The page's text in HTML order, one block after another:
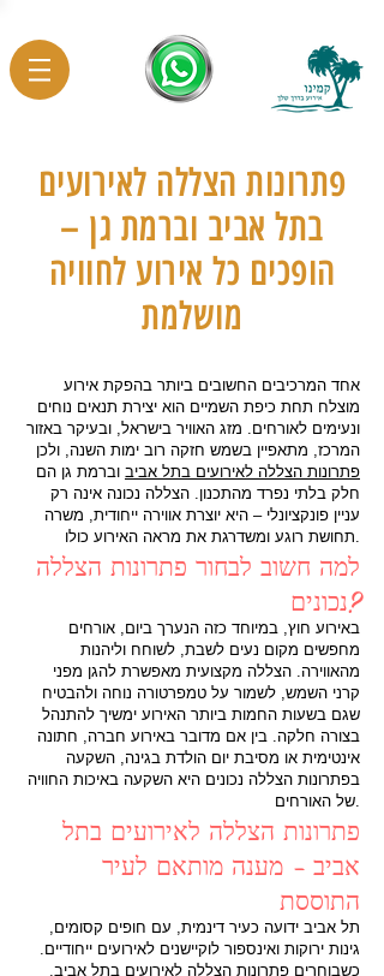
פתרונות הצללה לאירועים
בתל אביב וברמת גן –
הופכים כל אירוע לחוויה
מושלמת
אחד המרכיבים החשובים ביותר בהפקת אירוע
מוצלח תחת כיפת השמיים הוא יצירת תנאים נוחים
ונעימים לאורחים. מזג האוויר בישראל, ובעיקר באזור
המרכז, מתאפיין בשמש חזקה רוב ימות השנה, ולכן
פתרונות הצללה לאירועים בתל אביב וברמת גן הם
חלק בלתי נפרד מהתכנון. הצללה נכונה אינה רק
עניין פונקציונלי – היא יוצרת אווירה ייחודית, משרה
תחושת רוגע ומשדרגת את מראה האירוע כולו.
למה חשוב לבחור פתרונות הצללה
נכונים?
באירוע חוץ, במיוחד כזה הנערך ביום, אורחים
מחפשים מקום נעים לשבת, לשוחח וליהנות
מהאווירה. הצללה מקצועית מאפשרת להגן מפני
קרני השמש, לשמור על טמפרטורה נוחה ולהבטיח
שגם בשעות החמות ביותר האירוע ימשיך להתנהל
בצורה חלקה. בין אם מדובר באירוע חברה, חתונה
אינטימית או מסיבת יום הולדת בגינה, השקעה
בפתרונות הצללה נכונים היא השקעה באיכות החוויה
של האורחים.
פתרונות הצללה לאירועים בתל
אביב – מענה מותאם לעיר
התוססת
תל אביב ידועה כעיר דינמית, עם חופים קסומים,
גינות ירוקות ואינספור לוקיישנים לאירועים ייחודיים.
כשבוחרים פתרונות הצללה לאירועים בתל אביב,